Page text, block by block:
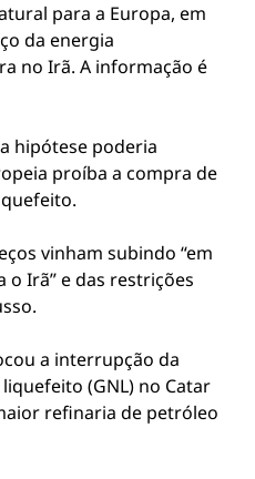
para a Europa, em
da energia
no Irã. A informação é
hipótese poderia
proíba a compra de
vinham subindo “em
o Irã” e das restrições
a interrupção da
(GNL) no Catar
refinaria de petróleo